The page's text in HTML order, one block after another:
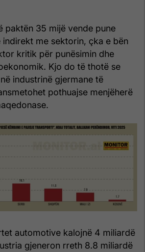
paktën 35 mijë vende pune
me sektorin, çka e bën
kritik për punësimin dhe
Kjo do të thotë se
industrinë gjermane të
pothuajse menjëherë
automotive kalojnë 4 miliardë
gjeneron rreth 8.8 miliardë